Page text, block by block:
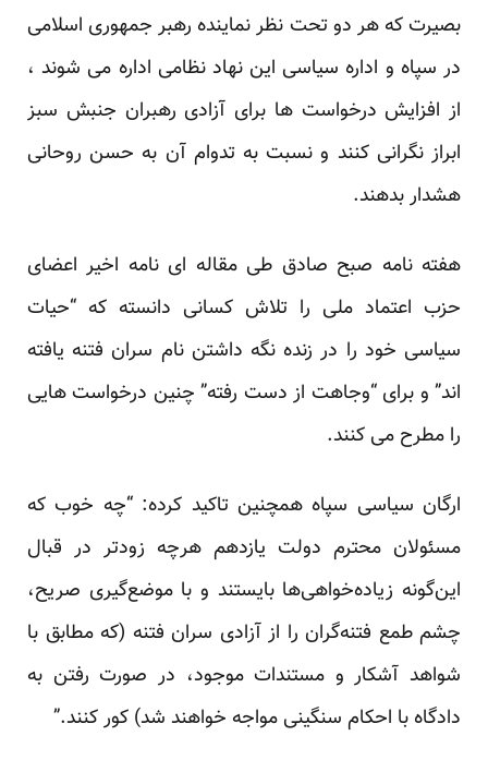
بصیرت که هر دو تحت نظر نماینده رهبر جمهوری اسلامی
در سپاه و اداره سیاسی این نهاد نظامی اداره می شوند ،
از افزایش درخواست ها برای آزادی رهبران جنبش سبز
ابراز نگرانی کنند و نسبت به تدوام آن به حسن روحانی
هشدار بدهند.
هفته نامه صبح صادق طی مقاله ای نامه اخیر اعضای
حزب اعتماد ملی را تلاش کسانی دانسته که “حیات
سیاسی خود را در زنده نگه داشتن نام سران فتنه یافته
اند” و برای “وجاهت از دست رفته” چنین درخواست هایی
را مطرح می کنند.
ارگان سیاسی سپاه همچنین تاکید کرده: “چه خوب که
مسئولان محترم دولت یازدهم هرچه زودتر در قبال
این‌گونه زیاده‌خواهی‌ها بایستند و با موضع‌گیری صریح،
چشم طمع فتنه‌گران را از آزادی سران فتنه (که مطابق با
شواهد آشکار و مستندات موجود، در صورت رفتن به
دادگاه با احکام سنگینی مواجه خواهند شد) کور کنند.”